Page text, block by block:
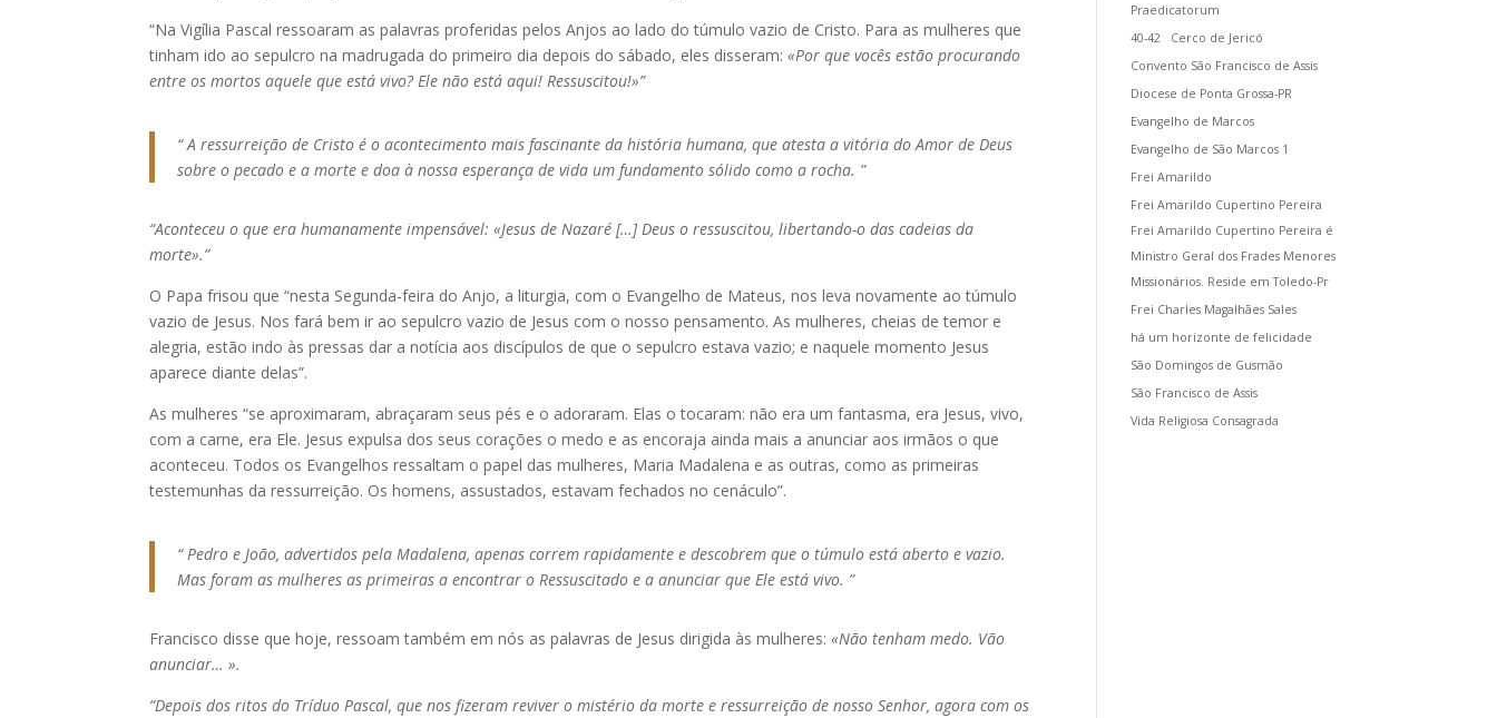
“Na Vigília Pascal ressoaram as palavras proferidas pelos Anjos ao lado do túmulo vazio de Cristo. Para as mulheres que
tinham ido ao sepulcro na madrugada do primeiro dia depois do sábado, eles disseram:«Por que vocês estão procurando
entre os mortos aquele que está vivo? Ele não está aqui! Ressuscitou!»”
“ A ressurreição de Cristo é o acontecimento mais fascinante da história humana, que atesta a vitória do Amor de Deus
sobre o pecado e a morte e doa à nossa esperança de vida um fundamento sólido como a rocha. ”
“Aconteceu o que era humanamente impensável: «Jesus de Nazaré […] Deus o ressuscitou, libertando-o das cadeias da
morte».”
O Papa frisou que “nesta Segunda-feira do Anjo, a liturgia, com o Evangelho de Mateus, nos leva novamente ao túmulo
vazio de Jesus. Nos fará bem ir ao sepulcro vazio de Jesus com o nosso pensamento. As mulheres, cheias de temor e
alegria, estão indo às pressas dar a notícia aos discípulos de que o sepulcro estava vazio; e naquele momento Jesus
aparece diante delas”.
As mulheres “se aproximaram, abraçaram seus pés e o adoraram. Elas o tocaram: não era um fantasma, era Jesus, vivo,
com a carne, era Ele. Jesus expulsa dos seus corações o medo e as encoraja ainda mais a anunciar aos irmãos o que
aconteceu. Todos os Evangelhos ressaltam o papel das mulheres, Maria Madalena e as outras, como as primeiras
testemunhas da ressurreição. Os homens, assustados, estavam fechados no cenáculo”.
“ Pedro e João, advertidos pela Madalena, apenas correm rapidamente e descobrem que o túmulo está aberto e vazio.
Mas foram as mulheres as primeiras a encontrar o Ressuscitado e a anunciar que Ele está vivo. ”
Francisco disse que hoje, ressoam também em nós as palavras de Jesus dirigida às mulheres:«Não tenham medo. Vão
anunciar… ».
“Depois dos ritos do Tríduo Pascal, que nos fizeram reviver o mistério da morte e ressurreição de nosso Senhor, agora com os
Praedicatorum
40-42
Cerco de Jericó
Convento São Francisco de Assis
Diocese de Ponta Grossa-PR
Evangelho de Marcos
Evangelho de São Marcos 1
Frei Amarildo
Frei Amarildo Cupertino Pereira
Frei Amarildo Cupertino Pereira é
Ministro Geral dos Frades Menores
Missionários. Reside em Toledo-Pr
Frei Charles Magalhães Sales
há um horizonte de felicidade
São Domingos de Gusmão
São Francisco de Assis
Vida Religiosa Consagrada